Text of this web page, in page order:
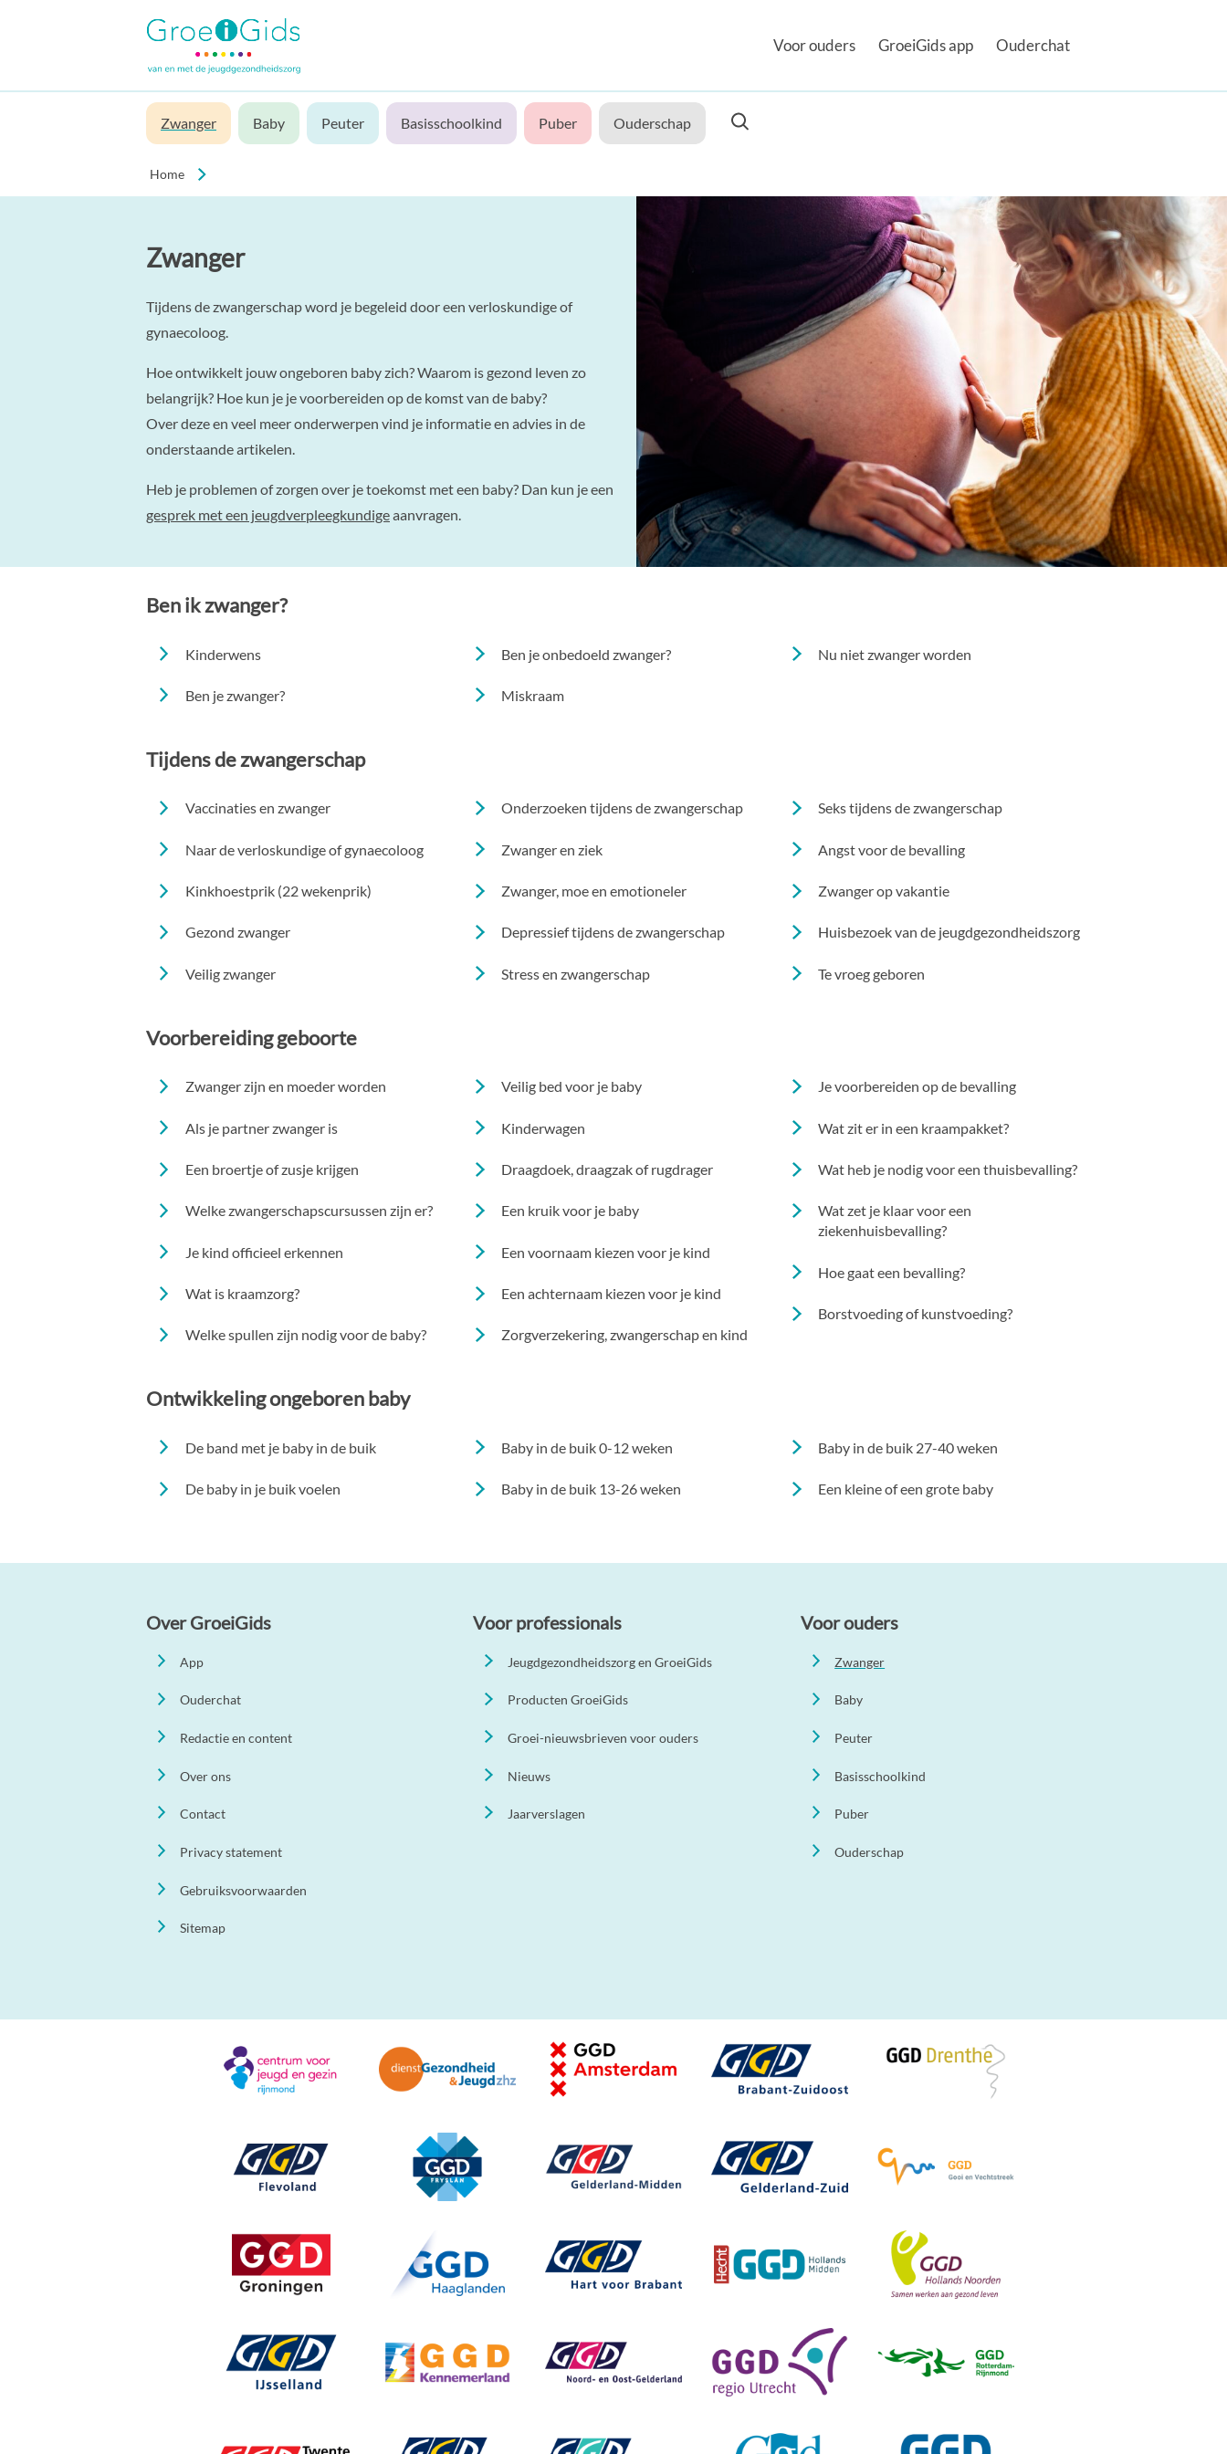
Voor ouders GroeiGids app Ouderchat
Zwanger Baby Peuter Basisschoolkind Puber Ouderschap
Home
Zwanger
Tijdens de zwangerschap word je begeleid door een verloskundige of
gynaecoloog.
Hoe ontwikkelt jouw ongeboren baby zich? Waarom is gezond leven zo
belangrijk? Hoe kun je je voorbereiden op de komst van de baby?
Over deze en veel meer onderwerpen vind je informatie en advies in de
onderstaande artikelen.
Heb je problemen of zorgen over je toekomst met een baby? Dan kun je een
gesprek met een jeugdverpleegkundigeaanvragen.
Ben ik zwanger?
Kinderwens
Ben je zwanger?
Ben je onbedoeld zwanger?
Miskraam
Nu niet zwanger worden
Tijdens de zwangerschap
Vaccinaties en zwanger
Naar de verloskundige of gynaecoloog
Kinkhoestprik (22 wekenprik)
Gezond zwanger
Veilig zwanger
Onderzoeken tijdens de zwangerschap
Zwanger en ziek
Zwanger, moe en emotioneler
Depressief tijdens de zwangerschap
Stress en zwangerschap
Seks tijdens de zwangerschap
Angst voor de bevalling
Zwanger op vakantie
Huisbezoek van de jeugdgezondheidszorg
Te vroeg geboren
Voorbereiding geboorte
Zwanger zijn en moeder worden
Als je partner zwanger is
Een broertje of zusje krijgen
Welke zwangerschapscursussen zijn er?
Je kind officieel erkennen
Wat is kraamzorg?
Welke spullen zijn nodig voor de baby?
Veilig bed voor je baby
Kinderwagen
Draagdoek, draagzak of rugdrager
Een kruik voor je baby
Een voornaam kiezen voor je kind
Een achternaam kiezen voor je kind
Zorgverzekering, zwangerschap en kind
Je voorbereiden op de bevalling
Wat zit er in een kraampakket?
Wat heb je nodig voor een thuisbevalling?
Wat zet je klaar voor een
ziekenhuisbevalling?
Hoe gaat een bevalling?
Borstvoeding of kunstvoeding?
Ontwikkeling ongeboren baby
De band met je baby in de buik
De baby in je buik voelen
Baby in de buik 0-12 weken
Baby in de buik 13-26 weken
Baby in de buik 27-40 weken
Een kleine of een grote baby
Over GroeiGids
App
Ouderchat
Redactie en content
Over ons
Contact
Privacy statement
Gebruiksvoorwaarden
Sitemap
Voor professionals
Jeugdgezondheidszorg en GroeiGids
Producten GroeiGids
Groei-nieuwsbrieven voor ouders
Nieuws
Jaarverslagen
Voor ouders
Zwanger
Baby
Peuter
Basisschoolkind
Puber
Ouderschap